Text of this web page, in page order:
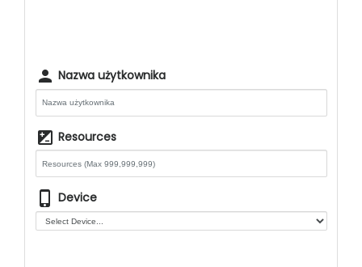
person Nazwa użytkownika
iso Resources
phone_iphone Device